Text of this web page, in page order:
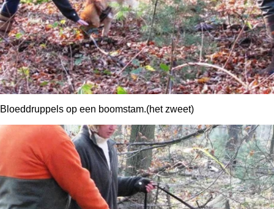
Bloeddruppels op een boomstam.(het zweet)